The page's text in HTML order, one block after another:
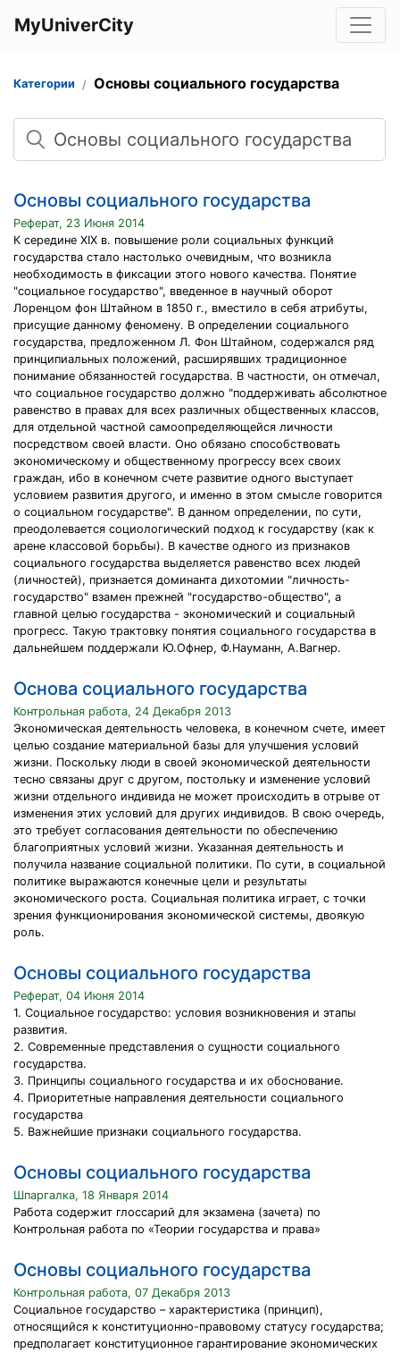
MyUniverCity
Категории Основы социального государства
Поиск
Основы социального государства
Реферат, 23 Июня 2014
К середине XIX в. повышение роли социальных функций
государства стало настолько очевидным, что возникла
необходимость в фиксации этого нового качества. Понятие
"социальное государство", введенное в научный оборот
Лоренцом фон Штайном в 1850 г., вместило в себя атрибуты,
присущие данному феномену. В определении социального
государства, предложенном Л. Фон Штайном, содержался ряд
принципиальных положений, расширявших традиционное
понимание обязанностей государства. В частности, он отмечал,
что социальное государство должно "поддерживать абсолютное
равенство в правах для всех различных общественных классов,
для отдельной частной самоопределяющейся личности
посредством своей власти. Оно обязано способствовать
экономическому и общественному прогрессу всех своих
граждан, ибо в конечном счете развитие одного выступает
условием развития другого, и именно в этом смысле говорится
о социальном государстве". В данном определении, по сути,
преодолевается социологический подход к государству (как к
арене классовой борьбы). В качестве одного из признаков
социального государства выделяется равенство всех людей
(личностей), признается доминанта дихотомии "личность-
государство" взамен прежней "государство-общество", а
главной целью государства - экономический и социальный
прогресс. Такую трактовку понятия социального государства в
дальнейшем поддержали Ю.Офнер, Ф.Науманн, А.Вагнер.
Основа социального государства
Контрольная работа, 24 Декабря 2013
Экономическая деятельность человека, в конечном счете, имеет
целью создание материальной базы для улучшения условий
жизни. Поскольку люди в своей экономической деятельности
тесно связаны друг с другом, постольку и изменение условий
жизни отдельного индивида не может происходить в отрыве от
изменения этих условий для других индивидов. В свою очередь,
это требует согласования деятельности по обеспечению
благоприятных условий жизни. Указанная деятельность и
получила название социальной политики. По сути, в социальной
политике выражаются конечные цели и результаты
экономического роста. Социальная политика играет, с точки
зрения функционирования экономической системы, двоякую
роль.
Основы социального государства
Реферат, 04 Июня 2014
1. Социальное государство: условия возникновения и этапы
развития.
2. Современные представления о сущности социального
государства.
3. Принципы социального государства и их обоснование.
4. Приоритетные направления деятельности социального
государства
5. Важнейшие признаки социального государства.
Основы социального государства
Шпаргалка, 18 Января 2014
Работа содержит глоссарий для экзамена (зачета) по
Контрольная работа по «Теории государства и права»
Основы социального государства
Контрольная работа, 07 Декабря 2013
Социальное государство – характеристика (принцип),
относящийся к конституционно-правовому статусу государства;
предполагает конституционное гарантирование экономических